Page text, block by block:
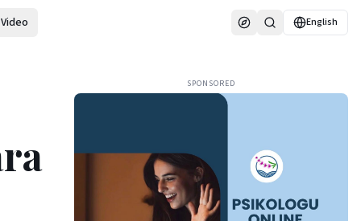
Video English
SPONSORED